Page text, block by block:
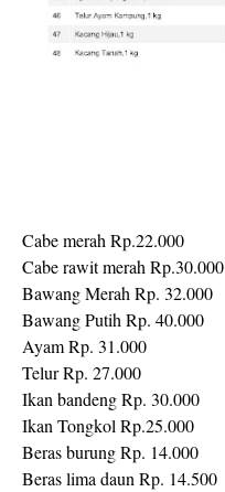
Cabe merah Rp.22.000
Cabe rawit merah Rp.30.000
Bawang Merah Rp. 32.000
Bawang Putih Rp. 40.000
Ayam Rp. 31.000
Telur Rp. 27.000
Ikan bandeng Rp. 30.000
Ikan Tongkol Rp.25.000
Beras burung Rp. 14.000
Beras lima daun Rp. 14.500